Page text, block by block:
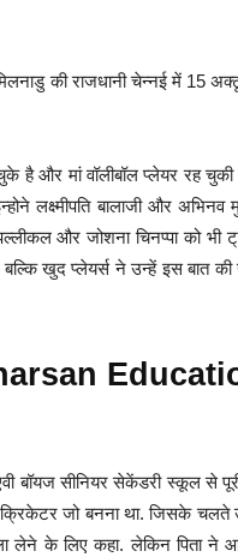
की राजधानी चेन्नई में 15
है और मां वॉलीबॉल प्लेयर रह
लक्ष्मीपति बालाजी और
और जोशना चिनप्पा को
खुद प्लेयर्स ने उन्हें इस बात की
बॉयज सीनियर सेकेंडरी स्कूल से
जो बनना था. जिसके
के लिए कहा. लेकिन पिता ने